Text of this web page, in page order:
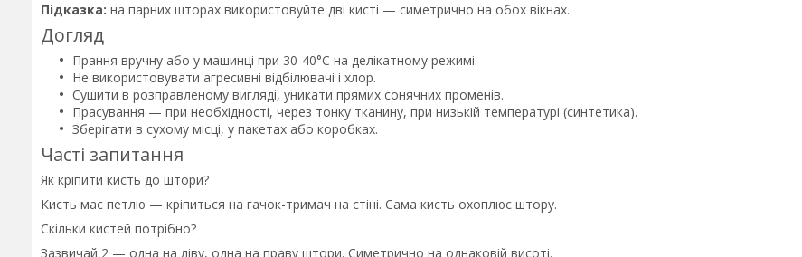
Підказка: на парних шторах використовуйте дві кисті — симетрично на обох вікнах.
Догляд
Прання вручну або у машинці при 30-40°C на делікатному режимі.
Не використовувати агресивні відбілювачі і хлор.
Сушити в розправленому вигляді, уникати прямих сонячних променів.
Прасування — при необхідності, через тонку тканину, при низькій температурі (синтетика).
Зберігати в сухому місці, у пакетах або коробках.
Часті запитання
Як кріпити кисть до штори?
Кисть має петлю — кріпиться на гачок-тримач на стіні. Сама кисть охоплює штору.
Скільки кистей потрібно?
Зазвичай 2 — одна на ліву, одна на праву штори. Симетрично на однаковій висоті.